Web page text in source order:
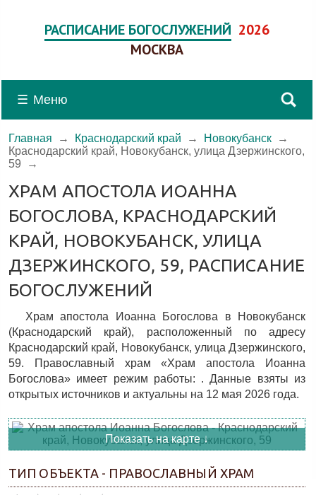
РАСПИСАНИЕ БОГОСЛУЖЕНИЙ 2026
МОСКВА
☰ Меню
Главная → Краснодарский край → Новокубанск →
Краснодарский край, Новокубанск, улица Дзержинского,
59 →
ХРАМ АПОСТОЛА ИОАННА
БОГОСЛОВА, КРАСНОДАРСКИЙ
КРАЙ, НОВОКУБАНСК, УЛИЦА
ДЗЕРЖИНСКОГО, 59, РАСПИСАНИЕ
БОГОСЛУЖЕНИЙ
Храм апостола Иоанна Богослова в Новокубанск
(Краснодарский край), расположенный по адресу
Краснодарский край, Новокубанск, улица Дзержинского,
59. Православный храм «Храм апостола Иоанна
Богослова» имеет режим работы: . Данные взяты из
открытых источников и актуальны на 12 мая 2026 года.
Показать на карте ↓
ТИП ОБЪЕКТА - ПРАВОСЛАВНЫЙ ХРАМ